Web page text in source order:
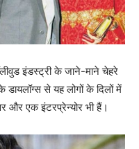
इंडस्ट्री के जाने-माने चेहरे
से यह लोगों के दिलों में
और एक इंटरप्रेन्योर भी हैं।